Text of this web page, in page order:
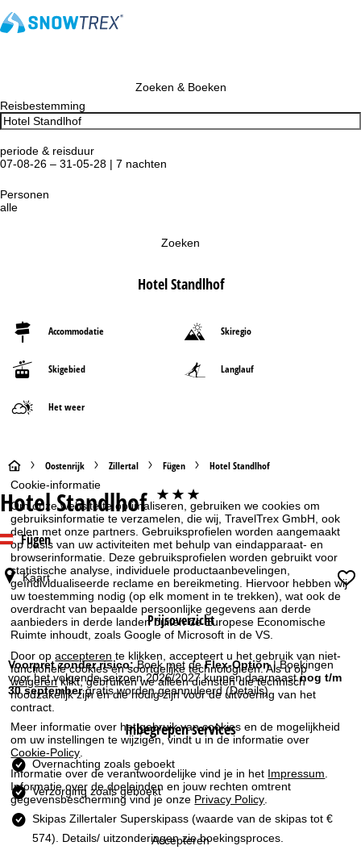
Cookie-informatie
Om onze website te optimaliseren, gebruiken we cookies om
gebruiksinformatie te verzamelen, die wij, TravelTrex GmbH, ook
delen met onze partners. Gebruiksprofielen worden aangemaakt
op basis van uw activiteiten met behulp van eindapparaat- en
browserinformatie. Deze gebruiksprofielen worden gebruikt voor
statistische analyse, individuele productaanbevelingen,
geïndividualiseerde reclame en bereikmeting. Hiervoor hebben wij
uw toestemming nodig (op elk moment in te trekken), wat ook de
overdracht van bepaalde persoonlijke gegevens aan derde
aanbieders in derde landen buiten de Europese Economische
Ruimte inhoudt, zoals Google of Microsoft in de VS.
Door opaccepteren te klikken, accepteert u het gebruik van niet-
functionele cookies en soortgelijke technologieën. Als u op
weigerenklikt, gebruiken we alleen diensten die technisch
noodzakelijk zijn en die nodig zijn voor de uitvoering van het
contract.
Meer informatie over het gebruik van cookies en de mogelijkheid
om uw instellingen te wijzigen, vindt u in de informatie over
Cookie-Policy
Informatie over de verantwoordelijke vind je in het Impressum
Informatie over de doeleinden en jouw rechten omtrent
gegevensbescherming vind je onze Privacy Policy
Accepteren
Zoeken & Boeken
Reisbestemming
periode & reisduur
07-08-26 – 31-05-28 | 7 nachten
Personen
alle
Zoeken
Hotel Standlhof
Accommodatie Skiregio
Skigebied Langlauf
Het weer
S
t
a
r
t
p
a
g
i
n
a
Oostenrijk Zillertal Fügen Hotel Standlhof
Hotel Standlhof ***
Fügen
Kaart
Prijsoverzicht
Voorpret zonder risico:Boek met deFlex-Option| Boekingen
voor het volgende seizoen 2026/2027 kunnen daarnaastnog t/m
30 septembergratis worden geannuleerd(Details)
Inbegrepen services
Overnachting zoals geboekt
Verzorging zoals geboekt
Skipas Zillertaler Superskipass (waarde van de skipas tot €
574). Details/ uitzonderingen zie boekingsproces.